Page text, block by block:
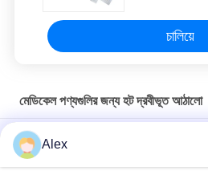
চালিয়ে
মেডিকেল পণ্যগুলির জন্য হট দ্রবীভূত আঠালো
মেডিকেল টেপ প্লাস্টার ক্ষত ড্রেসিংয়ের জন্য উচ্চ
দ্রবীভূত পিএসএ আঠালো
Alex